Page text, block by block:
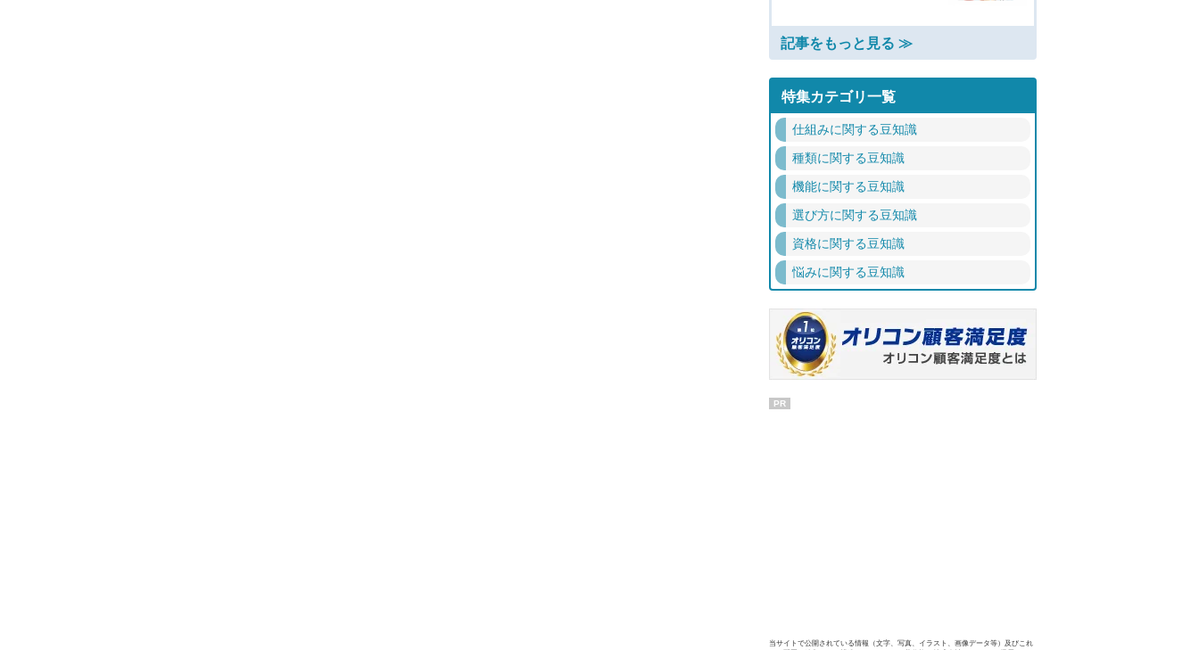
記事をもっと見る ≫
特集カテゴリ一覧
仕組みに関する豆知識
種類に関する豆知識
機能に関する豆知識
選び方に関する豆知識
資格に関する豆知識
悩みに関する豆知識
PR
当サイトで公開されている情報（文字、写真、イラスト、画像データ等）及びこれ